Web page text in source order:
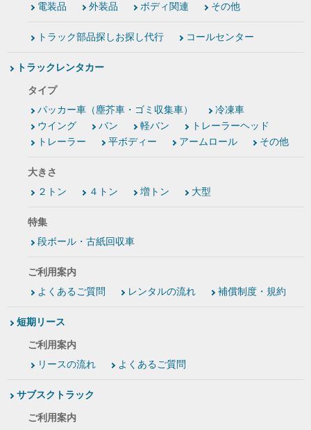
電装品
外装品 ボディ関連 その他
トラック部品探しお探し代行 コールセンター
トラックレンタカー
タイプ
パッカー車（塵芥車・ゴミ収集車）
冷凍車
ウイング
バン 軽バン
トレーラーヘッド
トレーラー
平ボディー アームロール その他
大きさ
２トン
４トン 増トン 大型
特集
段ボール・古紙回収車
ご利用案内
よくあるご質問
レンタルの流れ 補償制度・規約
短期リース
ご利用案内
リースの流れ
よくあるご質問
サブスクトラック
ご利用案内